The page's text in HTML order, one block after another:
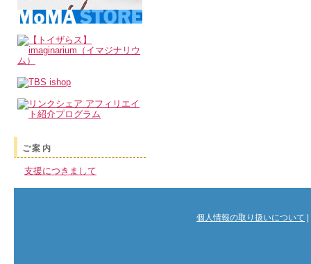
ご案内
支援につきまして
個人情報の取り扱いについて